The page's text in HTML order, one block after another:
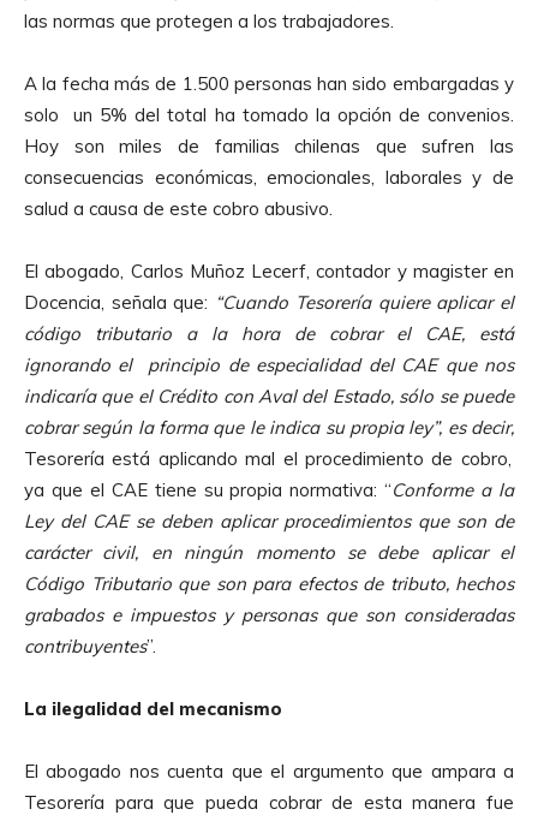
las normas que protegen a los trabajadores.
A la fecha más de 1.500 personas han sido embargadas y
solo un 5% del total ha tomado la opción de convenios.
Hoy son miles de familias chilenas que sufren las
consecuencias económicas, emocionales, laborales y de
salud a causa de este cobro abusivo.
El abogado, Carlos Muñoz Lecerf, contador y magister en
Docencia, señala que: “Cuando Tesorería quiere aplicar el
código tributario a la hora de cobrar el CAE, está
ignorando el principio de especialidad del CAE que nos
indicaría que el Crédito con Aval del Estado, sólo se puede
cobrar según la forma que le indica su propia ley”, es decir,
Tesorería está aplicando mal el procedimiento de cobro,
ya que el CAE tiene su propia normativa: “Conforme a la
Ley del CAE se deben aplicar procedimientos que son de
carácter civil, en ningún momento se debe aplicar el
Código Tributario que son para efectos de tributo, hechos
grabados e impuestos y personas que son consideradas
contribuyentes”.
La ilegalidad del mecanismo
El abogado nos cuenta que el argumento que ampara a
Tesorería para que pueda cobrar de esta manera fue